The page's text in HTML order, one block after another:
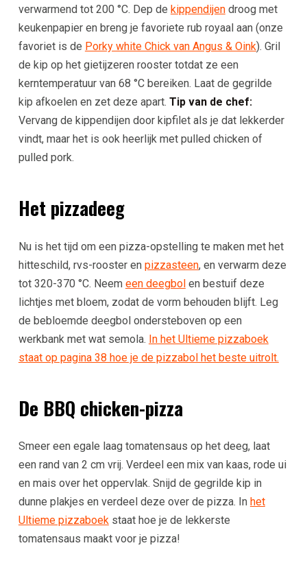
verwarmend tot 200 °C. Dep de kippendijendroog met
keukenpapier en breng je favoriete rub royaal aan (onze
favoriet is de Porky white Chick van Angus & Oink). Gril
de kip op het gietijzeren rooster totdat ze een
kerntemperatuur van 68 °C bereiken. Laat de gegrilde
kip afkoelen en zet deze apart. Tip van de chef:
Vervang de kippendijen door kipfilet als je dat lekkerder
vindt, maar het is ook heerlijk met pulled chicken of
pulled pork.
Het pizzadeeg
Nu is het tijd om een pizza-opstelling te maken met het
hitteschild, rvs-rooster en pizzasteen, en verwarm deze
tot 320-370 °C. Neem een deegbolen bestuif deze
lichtjes met bloem, zodat de vorm behouden blijft. Leg
de bebloemde deegbol ondersteboven op een
werkbank met wat semola. In het Ultieme pizzaboek
staat op pagina 38 hoe je de pizzabol het beste uitrolt.
De BBQ chicken-pizza
Smeer een egale laag tomatensaus op het deeg, laat
een rand van 2 cm vrij. Verdeel een mix van kaas, rode ui
en mais over het oppervlak. Snijd de gegrilde kip in
dunne plakjes en verdeel deze over de pizza. In het
Ultieme pizzaboekstaat hoe je de lekkerste
tomatensaus maakt voor je pizza!